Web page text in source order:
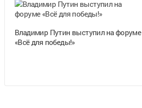
Владимир Путин выступил на форуме
«Всё для победы!»